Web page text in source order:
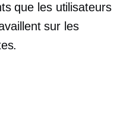
que les utilisateurs
sur les